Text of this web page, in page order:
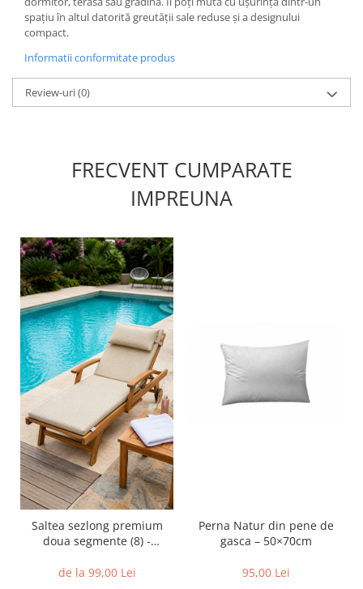
spațiu în altul datorită greutății sale reduse și a designului
compact.
Informatii conformitate produs
Review-uri(0)
FRECVENT CUMPARATE
IMPREUNA
Saltea sezlong premium
doua segmente (8) -
de la 99,00 Lei
Perna Natur din pene de
gasca – 50×70cm
95,00 Lei